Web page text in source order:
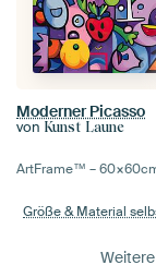
Moderner Picasso
von Kunst Laune
ArtFrame™ –60×60
Größe & Material